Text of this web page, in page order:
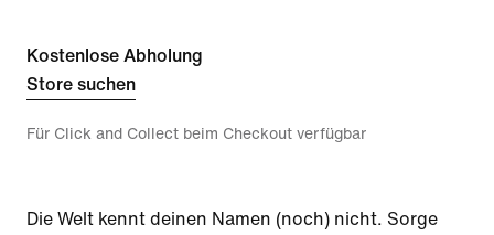
Kostenlose Abholung
Store suchen
Für Click and Collect beim Checkout verfügbar
Die Welt kennt deinen Namen (noch) nicht. Sorge